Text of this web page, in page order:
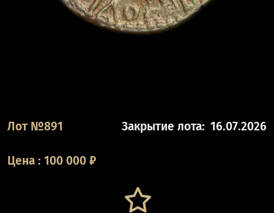
Лот №891 Закрытие лота: 16.07.2026
Цена : 100 000 ₽